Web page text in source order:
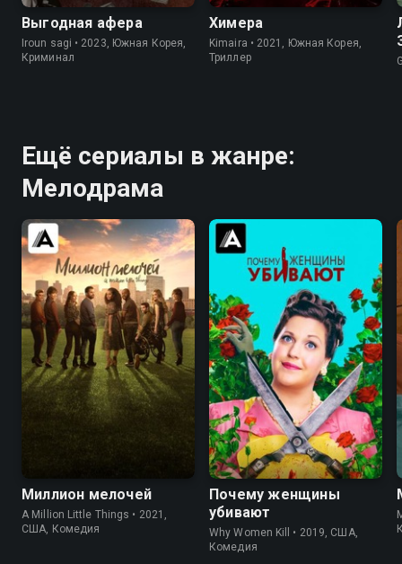
Выгодная афера
Iroun sagi • 2023, Южная Корея,
Криминал
Химера
Kimaira • 2021, Южная Корея,
Триллер
Ещё сериалы в жанре:
Мелодрама
7.9
Миллион мелочей
A Million Little Things • 2021,
США, Комедия
8.3 8.3
Почему женщины
убивают
Why Women Kill • 2019, США,
Комедия